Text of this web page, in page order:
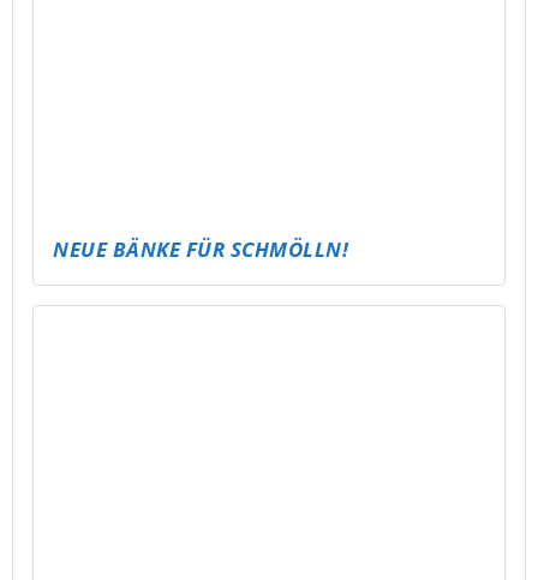
ALTENBURG WIRD BUNT – UND BEKOMMT